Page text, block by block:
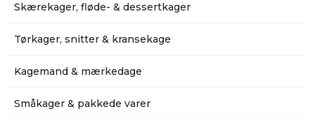
Skærekager, fløde- & dessertkager
Tørkager, snitter & kransekage
Kagemand & mærkedage
Småkager & pakkede varer